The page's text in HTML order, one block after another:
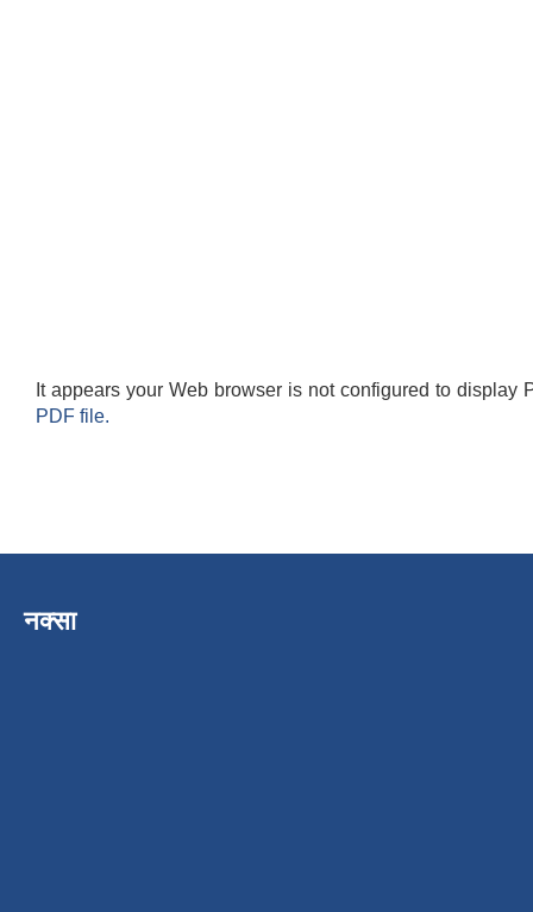
It appears your Web browser is not configured to display
PDF file.
नक्सा